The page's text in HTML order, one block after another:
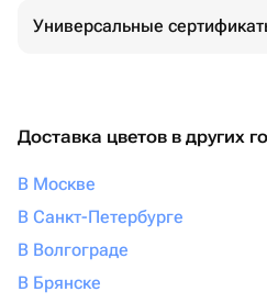
Универсальные
Доставка цветов в других
В Москве
В Санкт-Петербурге
В Волгограде
В Брянске